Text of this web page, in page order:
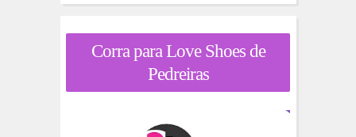
Corra para Love Shoes de
Pedreiras